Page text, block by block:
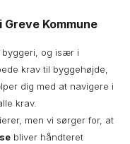
Kommune
byggeri, og især i
krav til byggehøjde,
dig med at navigere i
krav.
men vi sørger for, at
bliver håndteret